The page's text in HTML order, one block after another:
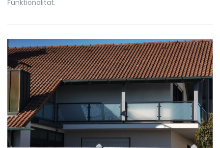
Funktionalität.